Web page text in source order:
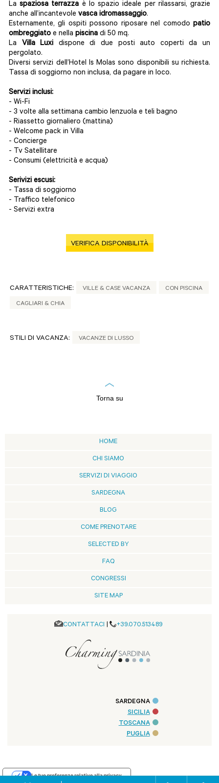
La spaziosa terrazza è lo spazio ideale per rilassarsi, grazie
anche all’incantevole vasca idromassaggio.
Esternamente, gli ospiti possono riposare nel comodo patio
ombreggiato e nella piscina di 50 mq.
La Villa Luxi dispone di due posti auto coperti da un
pergolato.
Diversi servizi dell’Hotel Is Molas sono disponibili su richiesta.
Tassa di soggiorno non inclusa, da pagare in loco.
Servizi inclusi:
- Wi-Fi
- 3 volte alla settimana cambio lenzuola e teli bagno
- Riassetto giornaliero (mattina)
- Welcome pack in Villa
- Concierge
- Tv Satellitare
- Consumi (elettricità e acqua)
Serivizi escusi:
- Tassa di soggiorno
- Traffico telefonico
- Servizi extra
VERIFICA DISPONIBILITÀ
CARATTERISTICHE: VILLE & CASE VACANZA CON PISCINA
CAGLIARI & CHIA
STILI DI VACANZA: VACANZE DI LUSSO
Torna su
HOME
CHI SIAMO
SERVIZI DI VIAGGIO
SARDEGNA
BLOG
COME PRENOTARE
SELECTED BY
FAQ
CONGRESSI
SITE MAP
CONTATTACI | +39.070.513489
SARDEGNA
SICILIA
TOSCANA
PUGLIA
Le tue preferenze relative alla privacy